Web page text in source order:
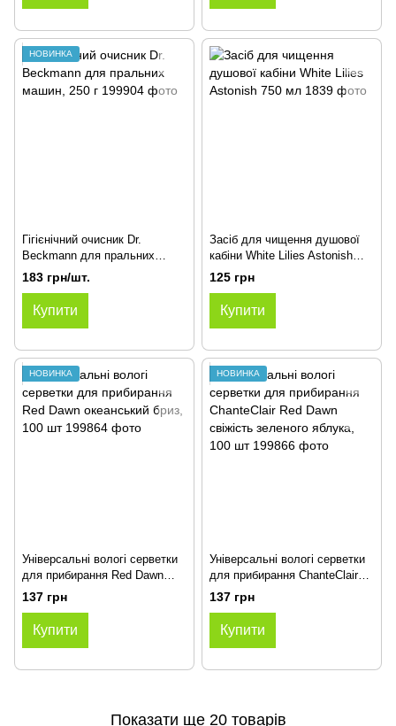
НОВИНКА
Гігієнічний очисник Dr.
Beckmann для пральних
машин, 250 г
183 грн/шт.
Купити
Засіб для чищення душової
кабіни White Lilies Astonish
750 мл
125 грн
Купити
НОВИНКА
Універсальні вологі серветки
для прибирання Red Dawn
океанський бриз, 100 шт
137 грн
Купити
НОВИНКА
Універсальні вологі серветки
для прибирання ChanteClair
Red Dawn свіжість зеленого
яблука, 100 шт
137 грн
Купити
Показати ще 20 товарів